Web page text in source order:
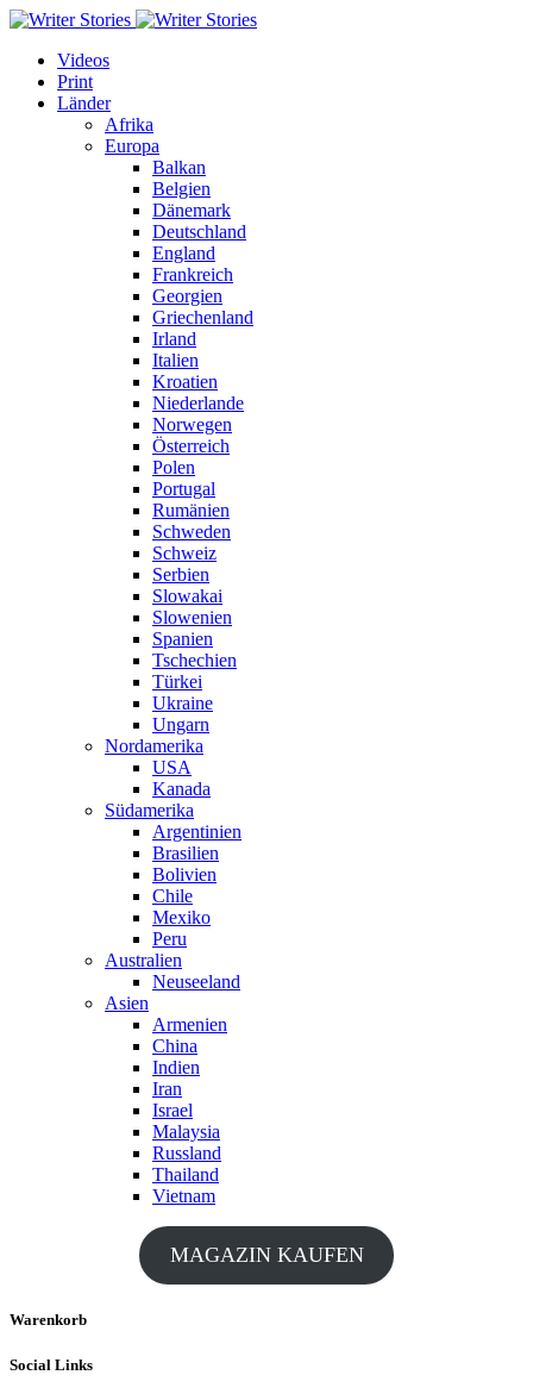
Videos
Print
Länder
Afrika
Europa
Balkan
Belgien
Dänemark
Deutschland
England
Frankreich
Georgien
Griechenland
Irland
Italien
Kroatien
Niederlande
Norwegen
Österreich
Polen
Portugal
Rumänien
Schweden
Schweiz
Serbien
Slowakai
Slowenien
Spanien
Tschechien
Türkei
Ukraine
Ungarn
Nordamerika
USA
Kanada
Südamerika
Argentinien
Brasilien
Bolivien
Chile
Mexiko
Peru
Australien
Neuseeland
Asien
Armenien
China
Indien
Iran
Israel
Malaysia
Russland
Thailand
Vietnam
MAGAZIN KAUFEN
Warenkorb
Social Links